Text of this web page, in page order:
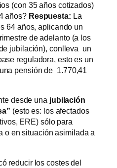
(con 35 años cotizados)
años? Respuesta: La
64 años, aplicando un
de adelanto (a los
jubilación), conlleva un
reguladora, esto es un
pensión de 1.770,41
desde una jubilación
(esto es: los afectados
ERE) sólo para
o en situación asimilada a
reducir los costes del